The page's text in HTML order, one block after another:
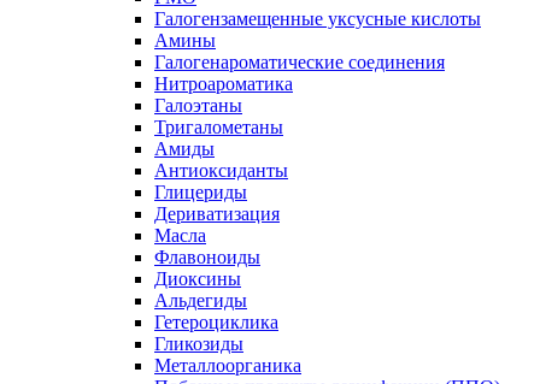
Галогензамещенные уксусные кислоты
Амины
Галогенароматические соединения
Нитроароматика
Галоэтаны
Тригалометаны
Амиды
Антиоксиданты
Глицериды
Дериватизация
Масла
Флавоноиды
Диоксины
Альдегиды
Гетероциклика
Гликозиды
Металлоорганика